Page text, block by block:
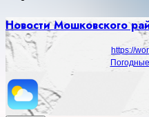
Новости Мошковского
https://